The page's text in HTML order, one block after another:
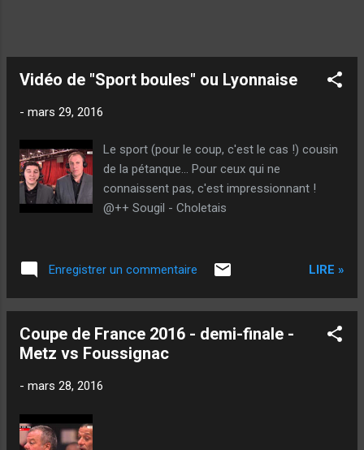
Vidéo de "Sport boules" ou Lyonnaise
- mars 29, 2016
Le sport (pour le coup, c'est le cas !) cousin
de la pétanque... Pour ceux qui ne
connaissent pas, c'est impressionnant !
@++ Sougil - Choletais
Enregistrer un commentaire LIRE »
Coupe de France 2016 - demi-finale -
Metz vs Foussignac
- mars 28, 2016